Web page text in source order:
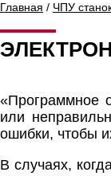
Главная / ЧПУ
«Программное
или
ошибки, чтобы
В случаях,